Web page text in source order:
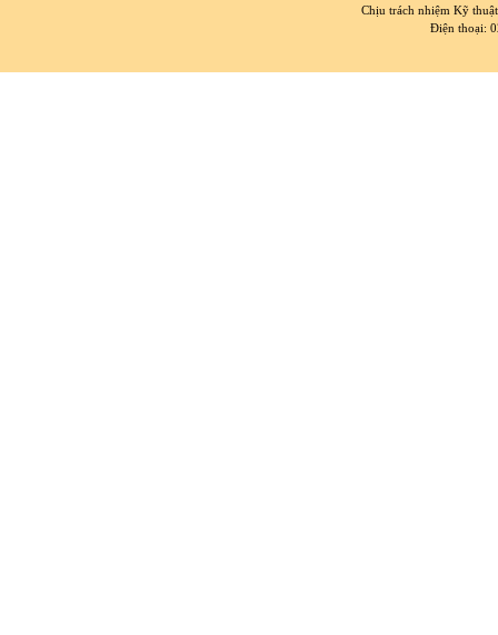
Chịu trách nhiệm Kỹ
Điện thoại: